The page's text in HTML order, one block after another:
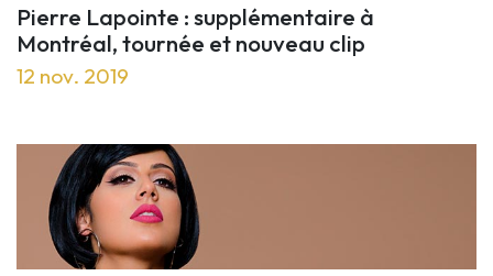
Pierre Lapointe : supplémentaire à
Montréal, tournée et nouveau clip
12 nov. 2019